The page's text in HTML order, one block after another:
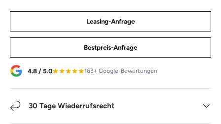
Leasing-Anfrage
Bestpreis-Anfrage
4.8 / 5.0 163+ Google-Bewertungen
30 Tage Wiederrufsrecht